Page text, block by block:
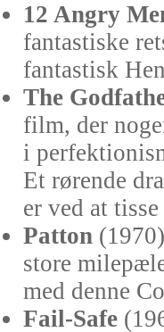
12 Angry
fantastiske
fantastisk
The
film, der
i
Et rørende
er ved at
Patton
store
med denne
Fail-Safe